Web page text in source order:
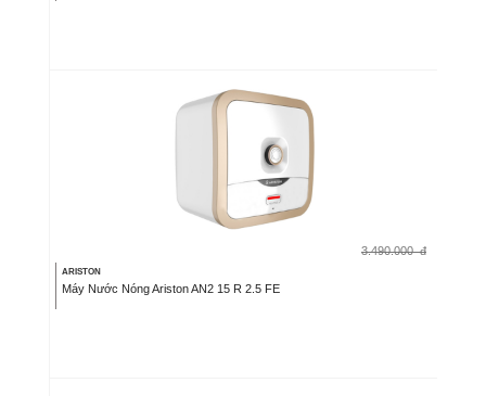
3.490.000 đ
ARISTON
Máy Nước Nóng Ariston AN2 15 R 2.5 FE